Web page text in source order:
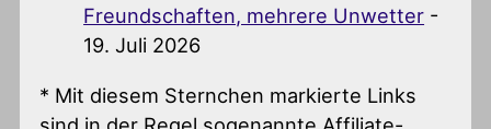
Freundschaften, mehrere Unwetter -
19. Juli 2026
* Mit diesem Sternchen markierte Links
sind in der Regel sogenannte Affiliate-